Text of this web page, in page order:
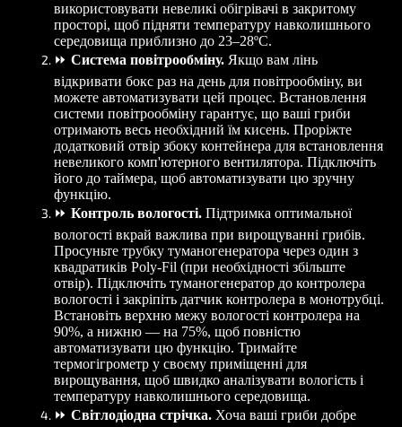
використовувати невеликі обігрівачі в закритому
просторі, щоб підняти температуру навколишнього
середовища приблизно до 23–28ºC.
⏩ Система повітрообміну. Якщо вам лінь
відкривати бокс раз на день для повітрообміну, ви
можете автоматизувати цей процес. Встановлення
системи повітрообміну гарантує, що ваші гриби
отримають весь необхідний їм кисень. Проріжте
додатковий отвір збоку контейнера для встановлення
невеликого комп'ютерного вентилятора. Підключіть
його до таймера, щоб автоматизувати цю зручну
функцію.
⏩ Контроль вологості. Підтримка оптимальної
вологості вкрай важлива при вирощуванні грибів.
Просуньте трубку туманогенератора через один з
квадратиків Poly-Fil (при необхідності збільште
отвір). Підключіть туманогенератор до контролера
вологості і закріпіть датчик контролера в монотрубці.
Встановіть верхню межу вологості контролера на
90%, а нижню — на 75%, щоб повністю
автоматизувати цю функцію. Тримайте
термогігрометр у своєму приміщенні для
вирощування, щоб швидко аналізувати вологість і
температуру навколишнього середовища.
⏩ Світлодіодна стрічка. Хоча ваші гриби добре